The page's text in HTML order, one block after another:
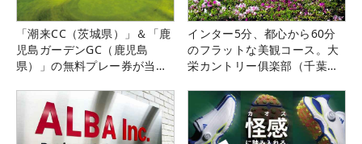
「潮来CC（茨城県）」＆「鹿
児島ガーデンGC（鹿児島
県）」の無料プレー券が当た
インター5分、都心から60分
のフラットな美観コース。大
栄カントリー俱楽部（千葉